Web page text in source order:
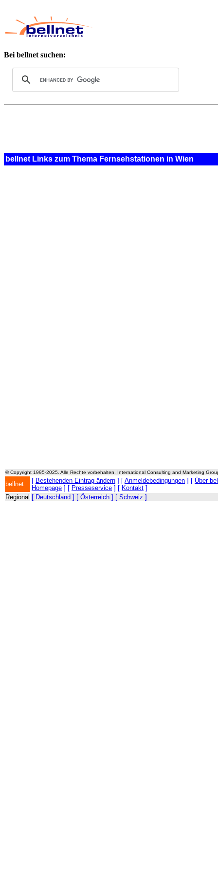
Bei bellnet suchen:
bellnet Links zum Thema Fernsehstationen in Wien
© Copyright 1995-2025. Alle Rechte vorbehalten. International Consulting and Marketing
bellnet [ Bestehenden Eintrag ändern ] [ Anmeldebedingungen ] [ Über
Homepage ] [ Presseservice ] [ Kontakt ]
Regional [ Deutschland ] [ Österreich ] [ Schweiz ]